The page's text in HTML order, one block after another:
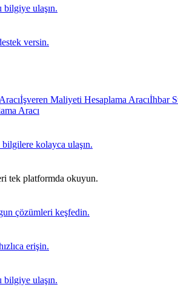
bilgiye ulaşın.
versin.
İşveren Maliyeti Hesaplama Aracıİhbar
Aracı
kolayca ulaşın.
tek platformda okuyun.
çözümleri keşfedin.
erişin.
bilgiye ulaşın.